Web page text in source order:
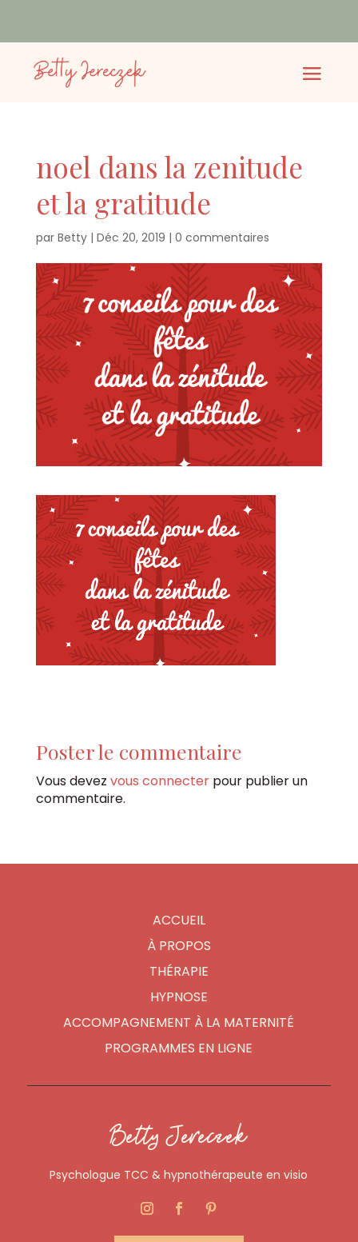
noel dans la zenitude
et la gratitude
par Betty| Déc 20, 2019 | 0 commentaires
Poster le commentaire
Vous devez vous connecterpour publier un
commentaire.
ACCUEIL
À PROPOS
THÉRAPIE
HYPNOSE
ACCOMPAGNEMENT À LA MATERNITÉ
PROGRAMMES EN LIGNE
Betty Jereczek
Psychologue TCC & hypnothérapeute en visio